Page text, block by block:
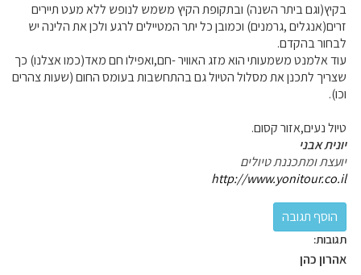
בקיץ(וגם ביתר השנה) ובתקופת הקיץ משמש לנופש ללא מעט תיירים
זרים(אנגלים ,גרמנים) וכמובן כל יתר המטיילים לרגע ולכן את הלינה יש
לבחור בהקדם.
עוד אלמנט משמעותי הוא מזג האוויר -חם,ואפילו חם מאד(כמו אצלנו) כך
שצריך לתכנן את מסלול הטיול גם בהתחשבות בעומס החום (שעות צהרים
וכו).
טיול נעים,אזור קסום.
יונית אבני
יועצת ומתכננת טיולים
http://www.yonitour.co.il
תגובות:
אהרון כהן